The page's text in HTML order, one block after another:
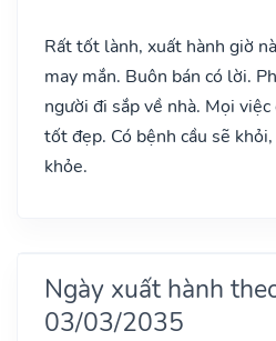
Rất tốt lành, xuất hành giờ
may mắn. Buôn bán có lời.
người đi sắp về nhà. Mọi
tốt đẹp. Có bệnh cầu sẽ
khỏe.
Ngày xuất hành
03/03/2035